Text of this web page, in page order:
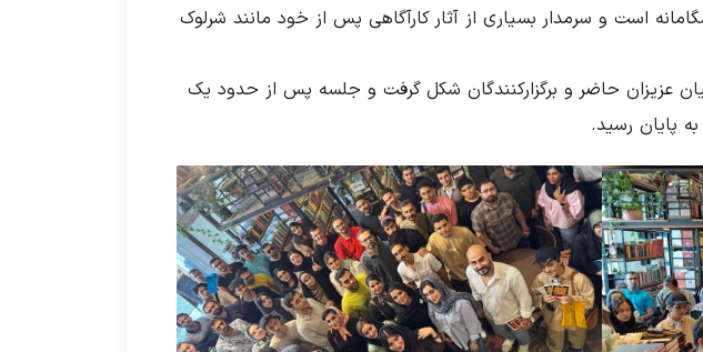
است و سرمدار بسیاری از آثار کارآگاهی پس از خود مانند شرلوک
عزیزان حاضر و برگزارکنندگان شکل گرفت و جلسه پس از حدود یک
پایان رسید.